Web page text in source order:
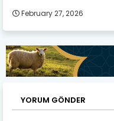
February 27, 2026
YORUM GÖNDER